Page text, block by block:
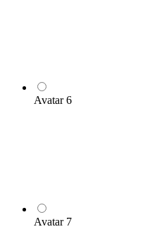
Avatar 6
Avatar 7